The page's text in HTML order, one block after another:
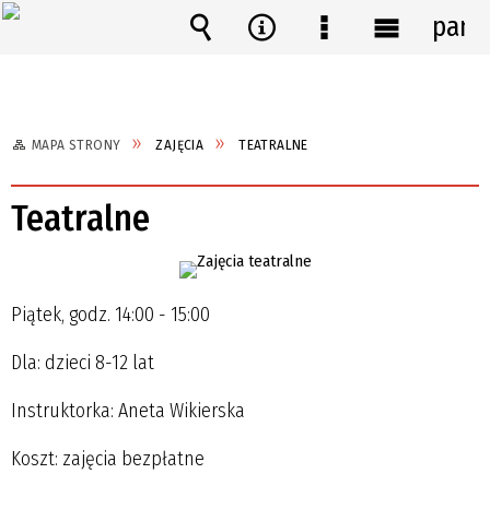
MAPA STRONY ZAJĘCIA TEATRALNE
Teatralne
Piątek, godz. 14:00 - 15:00
Dla: dzieci 8-12 lat
Instruktorka: Aneta Wikierska
Koszt: zajęcia bezpłatne